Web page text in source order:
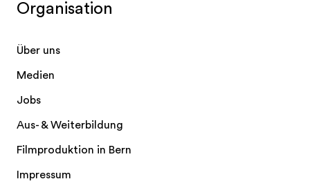
Organisation
Über uns
Medien
Jobs
Aus- & Weiterbildung
Filmproduktion in Bern
Impressum